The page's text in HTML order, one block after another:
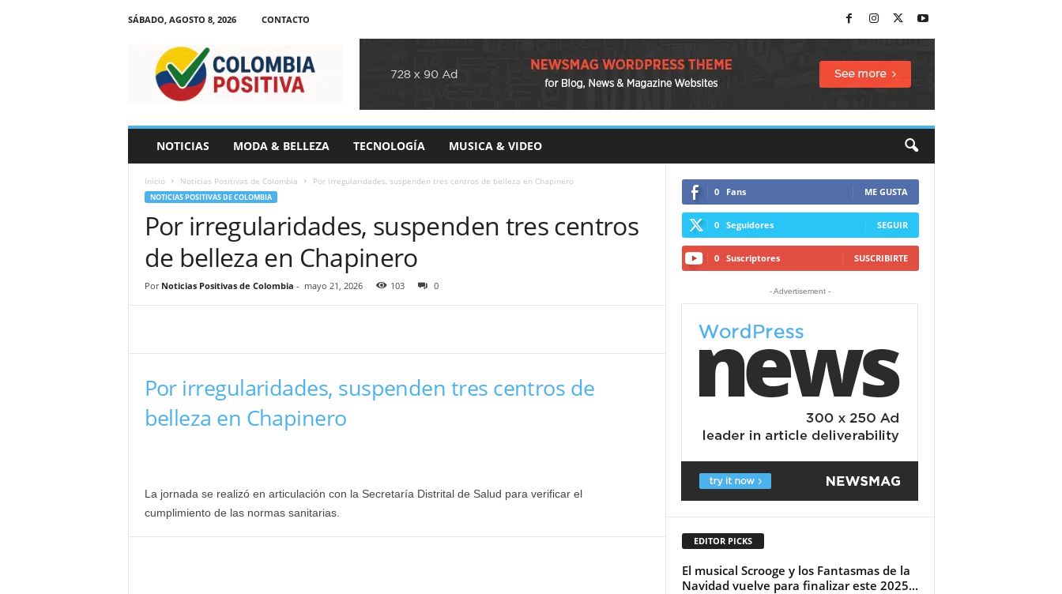
SÁBADO, AGOSTO 8, 2026
CONTACTO
i
NOTICIAS MODA & BELLEZA TECNOLOGÍA MUSICA & VIDEO
Inicio Noticias Positivas de Colombia Por irregularidades, suspenden tres centros de belleza en Chapinero
NOTICIAS POSITIVAS DE COLOMBIA
Por irregularidades, suspenden tres centros
de belleza en Chapinero
Por Noticias Positivas de Colombia - mayo 21, 2026 103 0
Por irregularidades, suspenden tres centros de
belleza en Chapinero
La jornada se realizó en articulación con la Secretaría Distrital de Salud para verificar el
cumplimiento de las normas sanitarias.
0 Fans ME GUSTA
0 Seguidores SEGUIR
0 Suscriptores SUSCRIBIRTE
- Advertisement -
EDITOR PICKS
El musical Scrooge y los Fantasmas de la
Navidad vuelve para finalizar este 2025...